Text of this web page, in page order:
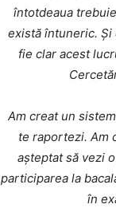
întotdeaua
există întuneric. Și
fie clar acest
Am creat un
te raportezi. Am
așteptat să vezi
participarea la
în